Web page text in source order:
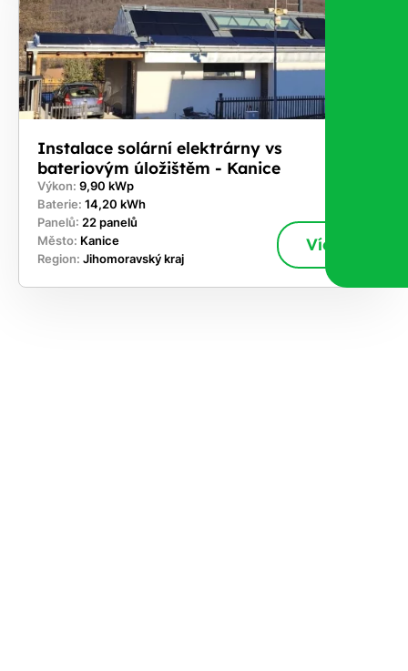
Instalace solární elektrárny vs
bateriovým úložištěm - Kanice
Výkon: 9,90 kWp
Baterie: 14,20 kWh
Panelů: 22 panelů
Město: Kanice
Region: Jihomoravský kraj
Více